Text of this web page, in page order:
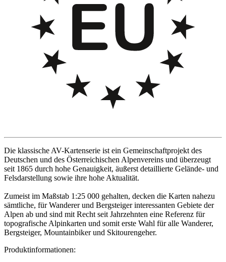
Die klassische AV-Kartenserie ist ein Gemeinschaftprojekt des
Deutschen und des Österreichischen Alpenvereins und überzeugt
seit 1865 durch hohe Genauigkeit, äußerst detaillierte Gelände- und
Felsdarstellung sowie ihre hohe Aktualität.
Zumeist im Maßstab 1:25 000 gehalten, decken die Karten nahezu
sämtliche, für Wanderer und Bergsteiger interessanten Gebiete der
Alpen ab und sind mit Recht seit Jahrzehnten eine Referenz für
topografische Alpinkarten und somit erste Wahl für alle Wanderer,
Bergsteiger, Mountainbiker und Skitourengeher.
Produktinformationen: